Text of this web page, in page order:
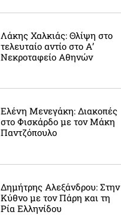
Λάκης Χαλκιάς: Θλίψη στο
τελευταίο αντίο στο Α’
Νεκροταφείο Αθηνών
Ελένη Μενεγάκη: Διακοπές
στο Φισκάρδο με τον Μάκη
Παντζόπουλο
Δημήτρης Αλεξάνδρου: Στην
Κύθνο με τον Πάρη και τη
Ρία Ελληνίδου